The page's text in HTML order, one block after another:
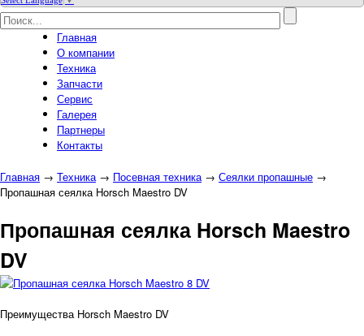
Главная
О компании
Техника
Запчасти
Сервис
Галерея
Партнеры
Контакты
Главная → Техника→ Посевная техника→ Сеялки пропашные →
Пропашная сеялка Horsch Maestro DV
Пропашная сеялка Horsch Maestro
DV
Преимущества Horsch Maestro DV